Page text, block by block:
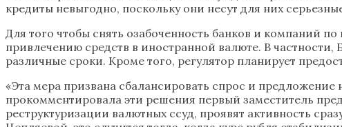
кредиты невыгодно, поскольку они несут для них
Для того чтобы снять озабоченность банков и компаний
привлечению средств в иностранной валюте. В
различные сроки. Кроме того, регулятор планирует
«Эта мера призвана сбалансировать спрос и
прокомментировала эти решения первый заместитель
реструктуризации валютных ссуд, проявят активность